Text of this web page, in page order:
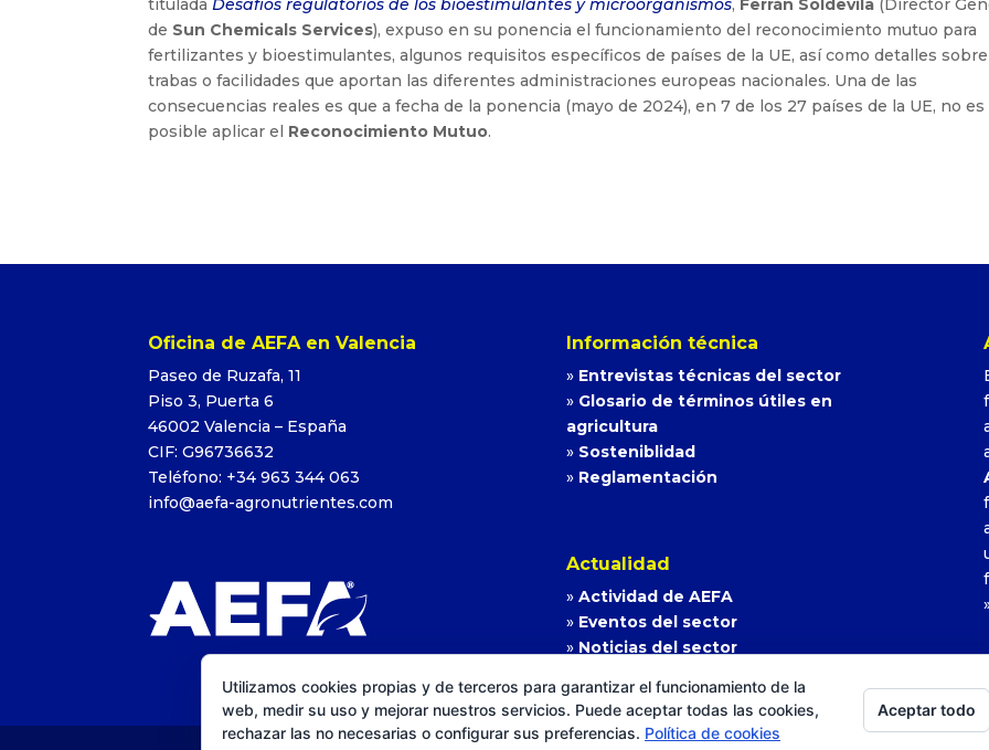
de Sun Chemicals Services), expuso en su ponencia el funcionamiento del reconocimiento mutuo para
fertilizantes y bioestimulantes, algunos requisitos específicos de países de la UE, así como detalles sobre
trabas o facilidades que aportan las diferentes administraciones europeas nacionales. Una de las
consecuencias reales es que a fecha de la ponencia (mayo de 2024), en 7 de los 27 países de la UE, no es
posible aplicar el Reconocimiento Mutuo.
Oficina de AEFA en Valencia
Paseo de Ruzafa, 11
Piso 3, Puerta 6
46002 Valencia – España
CIF: G96736632
Teléfono: +34 963 344 063
info@aefa-agronutrientes.com
Información técnica
» Entrevistas técnicas del sector
» Glosario de términos útiles en
agricultura
» Sosteniblidad
» Reglamentación
Actualidad
» Actividad de AEFA
» Eventos del sector
» Noticias del sector
Utilizamos cookies propias y de terceros para garantizar el funcionamiento de la
web, medir su uso y mejorar nuestros servicios. Puede aceptar todas las cookies,
rechazar las no necesarias o configurar sus preferencias. Política de cookies
Aceptar todo